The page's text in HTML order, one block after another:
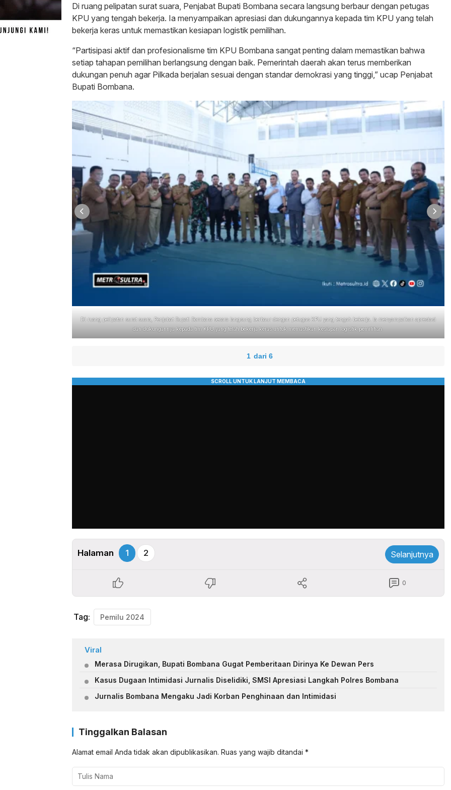
Di ruang pelipatan surat suara, Penjabat Bupati Bombana secara langsung berbaur dengan petugas
KPU yang tengah bekerja. Ia menyampaikan apresiasi dan dukungannya kepada tim KPU yang telah
bekerja keras untuk memastikan kesiapan logistik pemilihan.
“Partisipasi aktif dan profesionalisme tim KPU Bombana sangat penting dalam memastikan bahwa
setiap tahapan pemilihan berlangsung dengan baik. Pemerintah daerah akan terus memberikan
dukungan penuh agar Pilkada berjalan sesuai dengan standar demokrasi yang tinggi,” ucap Penjabat
Bupati Bombana.
Di ruang pelipatan surat suara, Penjabat Bupati Bombana secara langsung berbaur dengan petugas KPU yang tengah bekerja. Ia menyampaikan apresiasi
dan dukungannya kepada tim KPU yang telah bekerja keras untuk memastikan kesiapan logistik pemilihan.
1
Halaman 1 2 Selanjutnya
0
Tag: Pemilu 2024
Viral
Merasa Dirugikan, Bupati Bombana Gugat Pemberitaan Dirinya Ke Dewan Pers
Kasus Dugaan Intimidasi Jurnalis Diselidiki, SMSI Apresiasi Langkah Polres Bombana
Jurnalis Bombana Mengaku Jadi Korban Penghinaan dan Intimidasi
Tinggalkan Balasan
Alamat email Anda tidak akan dipublikasikan. Ruas yang wajib ditandai *